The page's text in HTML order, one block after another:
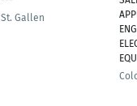
St. Gallen